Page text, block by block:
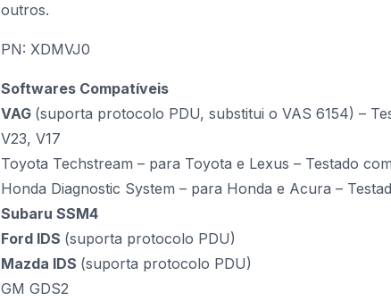
outros.
PN: XDMVJ0
Softwares Compatíveis
VAG (suporta protocolo PDU, substitui o VAS 6154) –
V23, V17
Toyota Techstream – para Toyota e Lexus – Testado
Honda Diagnostic System – para Honda e Acura –
Subaru SSM4
Ford IDS (suporta protocolo PDU)
Mazda IDS (suporta protocolo PDU)
GM GDS2